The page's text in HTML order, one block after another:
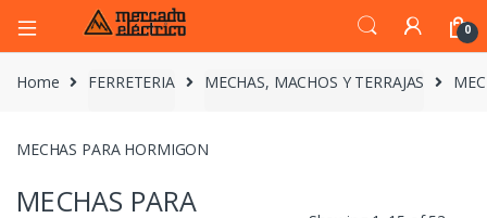
0
Home FERRETERIA MECHAS, MACHOS Y TERRAJAS
MECHAS PARA HORMIGON
MECHAS PARA